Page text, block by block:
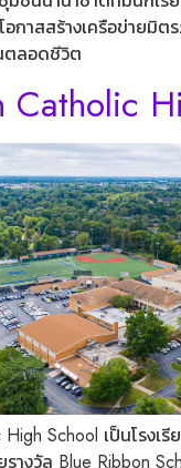
กาสสร้างเครือข่ายมิต
ลอดชีวิต
Catholic
High School เป็นโรงเ
างวัล Blue Ribbon